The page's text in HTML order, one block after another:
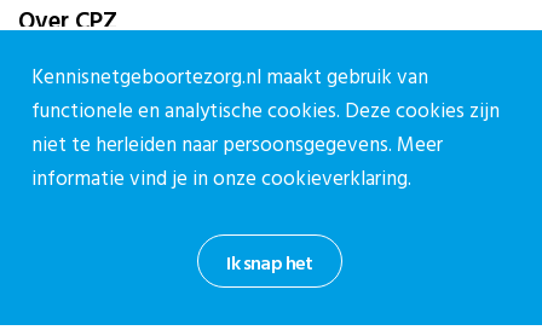
Over CPZ
Over ons
Vacatures
Contact
Ik snap het
Kennisnetgeboortezorg.nl maakt gebruik van
functionele en analytische cookies. Deze cookies zijn
niet te herleiden naar persoonsgegevens. Meer
informatie vind je in onzecookieverklaring.